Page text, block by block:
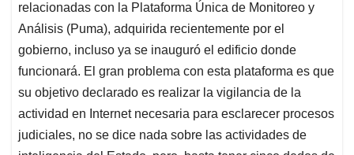
relacionadas con la Plataforma Única de Monitoreo y
Análisis (Puma), adquirida recientemente por el
gobierno, incluso ya se inauguró el edificio donde
funcionará. El gran problema con esta plataforma es que
su objetivo declarado es realizar la vigilancia de la
actividad en Internet necesaria para esclarecer procesos
judiciales, no se dice nada sobre las actividades de